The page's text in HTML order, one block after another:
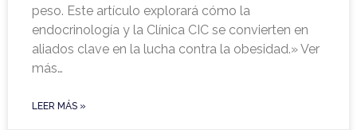
peso. Este artículo explorará cómo la
endocrinología y la Clínica CIC se convierten en
aliados clave en la lucha contra la obesidad.» Ver
más…
LEER MÁS »